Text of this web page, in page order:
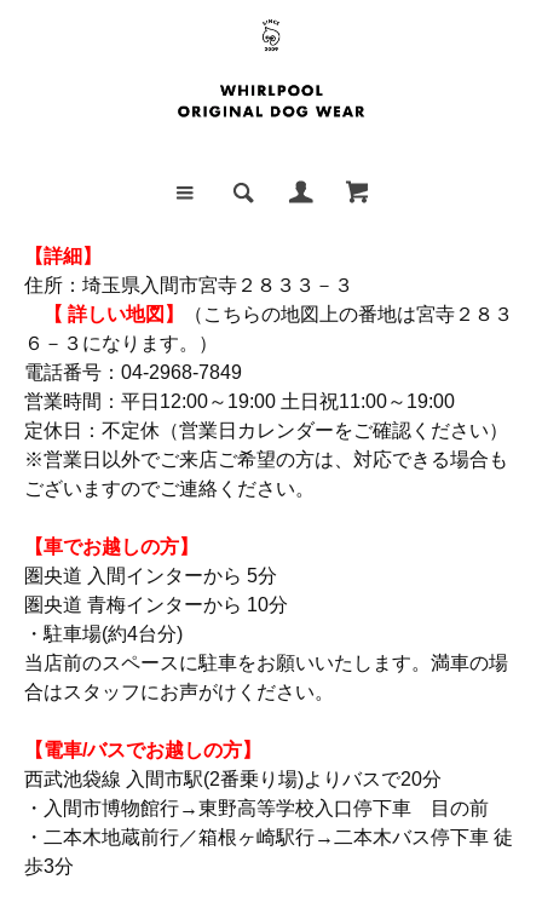
【詳細】
住所：埼玉県入間市宮寺２８３３－３
【 詳しい地図 】
（こちらの地図上の番地は宮寺２８３
６－３になります。）
電話番号：04-2968-7849
営業時間：平日12:00～19:00 土日祝11:00～19:00
定休日：不定休（営業日カレンダーをご確認ください）
※営業日以外でご来店ご希望の方は、対応できる場合も
ございますのでご連絡ください。
【車でお越しの方】
圏央道 入間インターから 5分
圏央道 青梅インターから 10分
・駐車場(約4台分)
当店前のスペースに駐車をお願いいたします。満車の場
合はスタッフにお声がけください。
【電車/バスでお越しの方】
西武池袋線 入間市駅(2番乗り場)よりバスで20分
・入間市博物館行→東野高等学校入口停下車 目の前
・二本木地蔵前行／箱根ヶ崎駅行→二本木バス停下車 徒
歩3分